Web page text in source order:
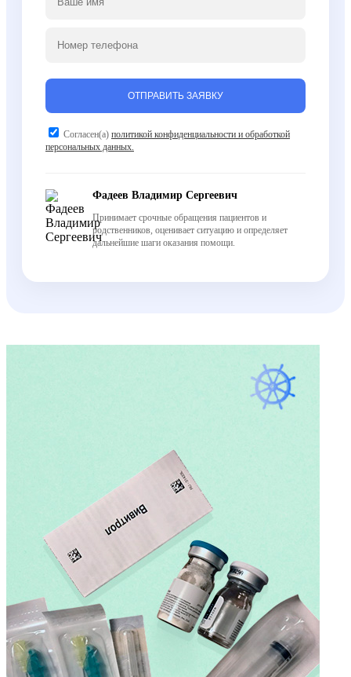
ОТПРАВИТЬ ЗАЯВКУ
Согласен(а) политикой конфиденциальности и обработкой
персональных данных.
Фадеев Владимир Сергеевич
Принимает срочные обращения пациентов и
родственников, оценивает ситуацию и определяет
дальнейшие шаги оказания помощи.